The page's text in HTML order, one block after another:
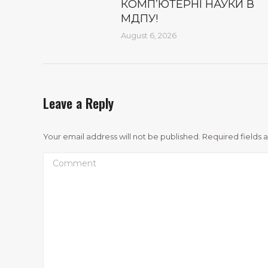
КОМП’ЮТЕРНІ НАУКИ В
МДПУ!
August 6, 2026
Leave a Reply
Your email address will not be published. Required fields
Comment